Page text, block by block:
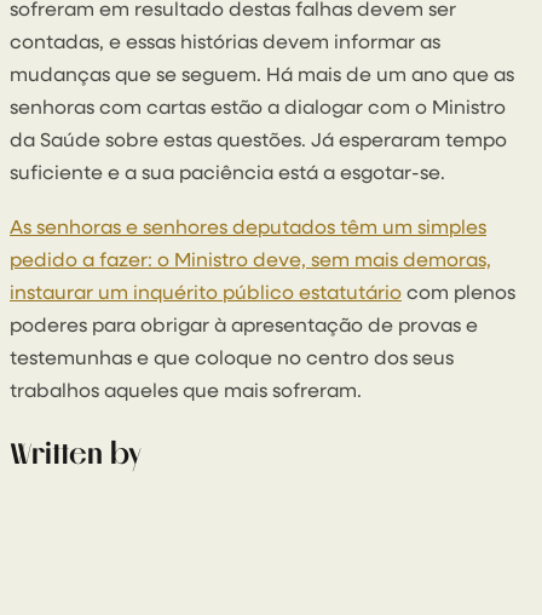
sofreram em resultado destas falhas devem ser
contadas, e essas histórias devem informar as
mudanças que se seguem. Há mais de um ano que as
senhoras com cartas estão a dialogar com o Ministro
da Saúde sobre estas questões. Já esperaram tempo
suficiente e a sua paciência está a esgotar-se.
As senhoras e senhores deputados têm um simples
pedido a fazer: o Ministro deve, sem mais demoras,
instaurar um inquérito público estatutário com plenos
poderes para obrigar à apresentação de provas e
testemunhas e que coloque no centro dos seus
trabalhos aqueles que mais sofreram.
Written by